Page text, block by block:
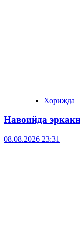
Хорижда
Навоийда
08.08.2026 23:31